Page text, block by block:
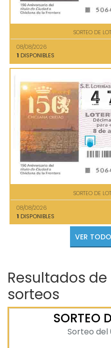
SORTEO DE
08/08/2026
1 DISPONIBLES
SORTEO DE
08/08/2026
1 DISPONIBLES
Resultados
sorteos
SORTEO
Sorteo